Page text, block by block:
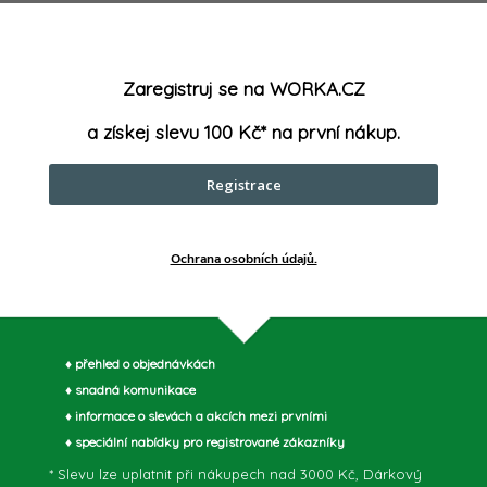
Zaregistruj se na WORKA.CZ
a získej slevu 100 Kč* na první nákup.
Registrace
Ochrana osobních údajů.
♦ přehled o objednávkách
♦ snadná komunikace
♦ informace o slevách a akcích mezi prvními
♦ speciální nabídky pro registrované zákazníky
* Slevu lze uplatnit při nákupech nad 3000 Kč, Dárkový